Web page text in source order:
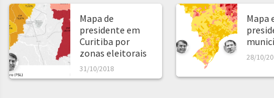
Mapa de
presidente em
Curitiba por
zonas eleitorais
31/10/2018
Mapa
28/10/